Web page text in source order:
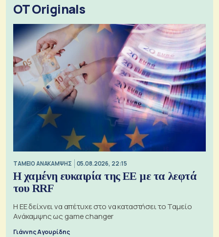
OT Originals
ΤΑΜΕΙΟ ΑΝΑΚΑΜΨΗΣ 05.08.2026, 22:15
Η χαμένη ευκαιρία της ΕΕ με τα λεφτά
του RRF
Η ΕΕ δείχνει να απέτυχε στο να καταστήσει το Ταμείο
Ανάκαμψης ως game changer
Γιάννης Αγουρίδης